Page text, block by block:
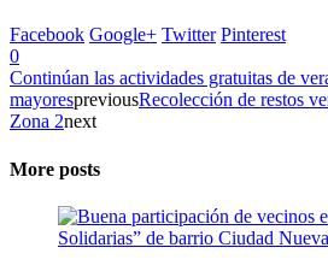
Facebook Google+ Twitter Pinterest
0
Continúan las actividades gratuitas de
mayorespreviousRecolección de restos
Zona 2next
More posts